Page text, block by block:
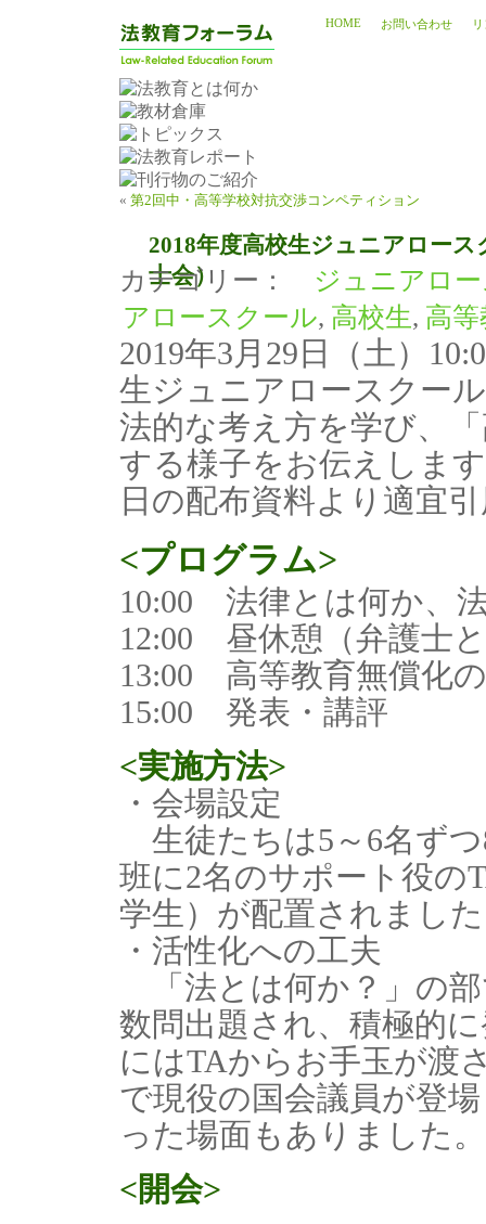
HOME お問い合わせ
« 第2回中・高等学校対抗交渉コンペティション
2018年度高校生ジュニアロース
士会）
カテゴリー：
ジュニアロー
アロースクール, 高校生, 高
2019年3月29日（土）
生ジュニアロースクー
法的な考え方を学び、
する様子をお伝えします
日の配布資料より適宜
<プログラム>
10:00 法律とは何か、
12:00 昼休憩（弁護士
13:00 高等教育無償化
15:00 発表・講評
<実施方法>
・会場設定
生徒たちは5～6名ず
班に2名のサポート役の
学生）が配置されまし
・活性化への工夫
「法とは何か？」の
数問出題され、積極的
にはTAからお手玉が渡
で現役の国会議員が登
った場面もありました。
<開会>